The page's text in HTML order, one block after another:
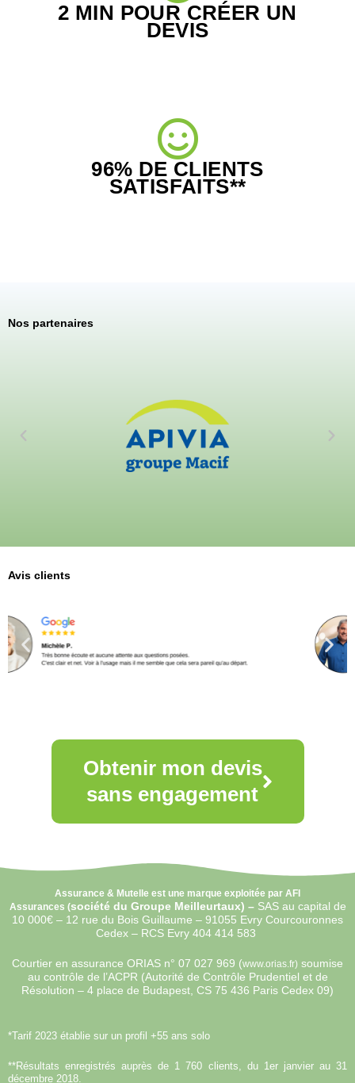
2 MIN POUR CRÉER UN
DEVIS
96% DE CLIENTS
SATISFAITS**
Nos partenaires
Avis clients
Obtenir mon devis
sans engagement
Assurance & Mutelle est une marque exploitée par AFI
Assurances (société du Groupe Meilleurtaux) – SAS au capital de
10 000€ – 12 rue du Bois Guillaume – 91055 Evry Courcouronnes
Cedex – RCS Evry 404 414 583
Courtier en assurance ORIAS n° 07 027 969 (www.orias.fr) soumise
au contrôle de l’ACPR (Autorité de Contrôle Prudentiel et de
Résolution – 4 place de Budapest, CS 75 436 Paris Cedex 09)
*Tarif 2023 établie sur un profil +55 ans solo
**Résultats enregistrés auprès de 1 760 clients, du 1er janvier au 31
décembre 2018.